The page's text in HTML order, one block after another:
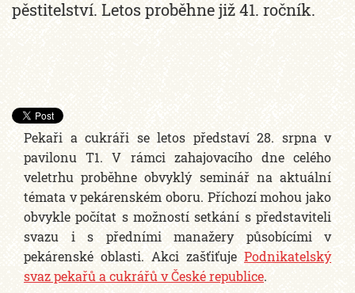
pěstitelství. Letos proběhne již 41. ročník.
Pekaři a cukráři se letos představí 28. srpna v
pavilonu T1. V rámci zahajovacího dne celého
veletrhu proběhne obvyklý seminář na aktuální
témata v pekárenském oboru. Příchozí mohou jako
obvykle počítat s možností setkání s představiteli
svazu i s předními manažery působícími v
pekárenské oblasti. Akci zašťiťuje Podnikatelský
svaz pekařů a cukrářů v České republice.